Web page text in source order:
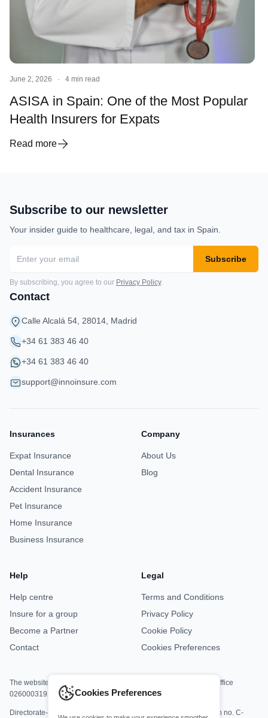
June 2, 2026 · 4 min read
ASISA in Spain: One of the Most Popular
Health Insurers for Expats
Read more
Subscribe to our newsletter
Your insider guide to healthcare, legal, and tax in Spain.
Subscribe
By subscribing, you agree to our Privacy Policy.
Contact
Calle Alcalá 54, 28014, Madrid
+34 61 383 46 40
+34 61 383 46 40
support@innoinsure.com
Insurances
Expat Insurance
Dental Insurance
Accident Insurance
Pet Insurance
Home Insurance
Business Insurance
Company
About Us
Blog
Help
Help centre
Insure for a group
Become a Partner
Contact
Legal
Terms and Conditions
Privacy Policy
Cookie Policy
Cookies Preferences
The website is jointly operated by Asisa Office M8813 and DKV Office
0260003192.
Directorate-General for Insurance and Pension Funds registration no. C-
Cookies Preferences